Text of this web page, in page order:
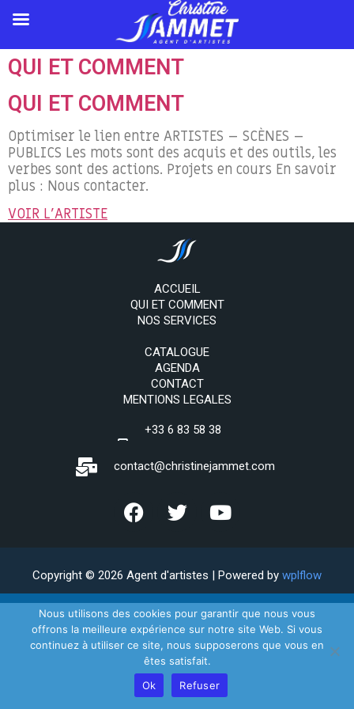
QUI ET COMMENT
QUI ET COMMENT
Optimiser le lien entre ARTISTES – SCÈNES –
PUBLICS Les mots sont des acquis et des outils, les
verbes sont des actions. Projets en cours En savoir
plus : Nous contacter.
VOIR L'ARTISTE
ACCUEIL
QUI ET COMMENT
NOS SERVICES
CATALOGUE
AGENDA
CONTACT
MENTIONS LEGALES
+33 6 83 58 38
contact@christinejammet.com
Copyright © 2026 Agent d'artistes | Powered by wplflow
Nous utilisons des cookies pour garantir que nous vous
offrons la meilleure expérience sur notre site Web. Si vous
continuez à utiliser ce site, nous supposerons que vous en
êtes satisfait.
Ok
Refuser